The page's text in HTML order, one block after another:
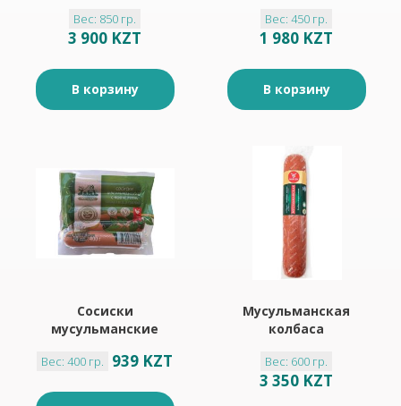
Вес: 850 гр.
3 900 KZT
В корзину
Вес: 450 гр.
1 980 KZT
В корзину
Сосиски
мусульманские
Вес: 400 гр. 939 KZT
Мусульманская
колбаса
нарлен
Вес: 600 гр.
3 350 KZT